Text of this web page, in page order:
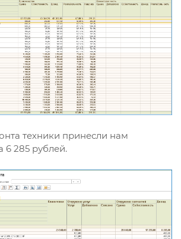
техники принесли нам
6 285 рублей.